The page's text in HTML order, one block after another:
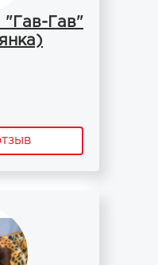
"Гав-Гав"